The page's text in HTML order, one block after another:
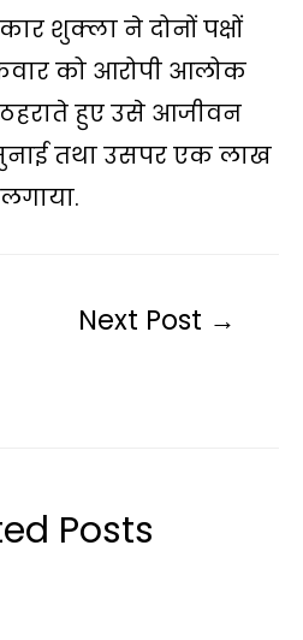
शुक्ला ने दोनों पक्षों
को आरोपी आलोक
ठहराते हुए उसे आजीवन
तथा उसपर एक लाख
Next Post →
Posts